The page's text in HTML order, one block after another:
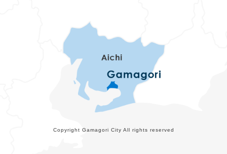
Copyright Gamagori City All rights reserved